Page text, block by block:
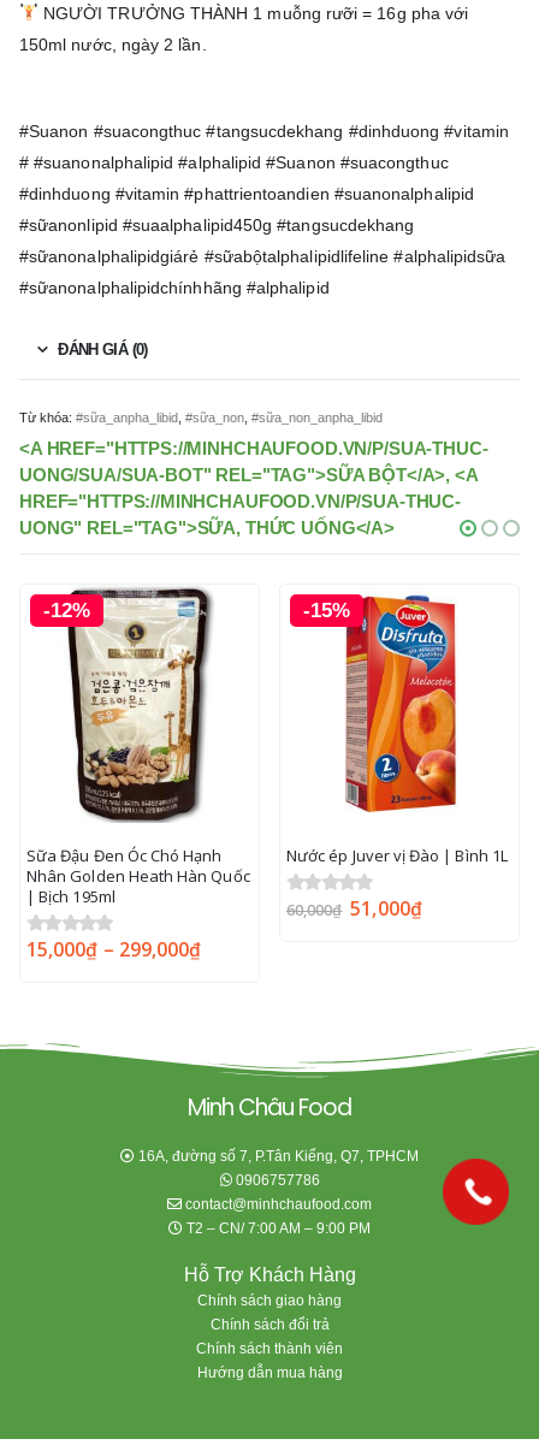
NGƯỜI TRƯỞNG THÀNH 1 muỗng rưỡi = 16g pha với
150ml nước, ngày 2 lần.
#Suanon #suacongthuc #tangsucdekhang #dinhduong #vitamin
# #suanonalphalipid #alphalipid #Suanon #suacongthuc
#dinhduong #vitamin #phattrientoandien #suanonalphalipid
#sữanonlipid #suaalphalipid450g #tangsucdekhang
#sữanonalphalipidgiárẻ #sữabộtalphalipidlifeline #alphalipidsữa
#sữanonalphalipidchínhhãng #alphalipid
ĐÁNH GIÁ (0)
Từ khóa: #sữa_anpha_libid #sữa_non #sữa_non_anpha_libid
<A HREF="HTTPS://MINHCHAUFOOD.VN/P/SUA-THUC-
UONG/SUA/SUA-BOT" REL="TAG">SỮA BỘT</A>, <A
HREF="HTTPS://MINHCHAUFOOD.VN/P/SUA-THUC-
UONG" REL="TAG">SỮA, THỨC UỐNG</A>
-12%
Sữa Đậu Đen Óc Chó Hạnh
Nhân Golden Heath Hàn Quốc
| Bịch 195ml
0out of 5
15,000₫ – 299,000₫
-15%
Nước ép Juver vị Đào | Bình 1L
0out of 5
60,000₫ 51,000₫
Minh Châu Food
16A, đường số 7, P.Tân Kiểng, Q7, TPHCM
0906757786
contact@minhchaufood.com
T2 – CN/ 7:00 AM – 9:00 PM
Hỗ Trợ Khách Hàng
Chính sách giao hàng
Chính sách đổi trả
Chính sách thành viên
Hướng dẫn mua hàng